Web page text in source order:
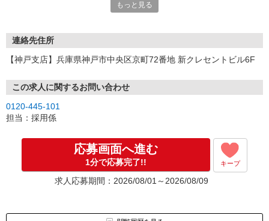
もっと見る
連絡先住所
【神戸支店】兵庫県神戸市中央区京町72番地 新クレセントビル6F
この求人に関するお問い合わせ
0120-445-101
担当：採用係
応募画面へ進む
1分で応募完了!! キープ
求人応募期間：2026/08/01～2026/08/09